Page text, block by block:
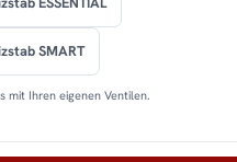
SMART
mit Ihren eigenen Ventilen.